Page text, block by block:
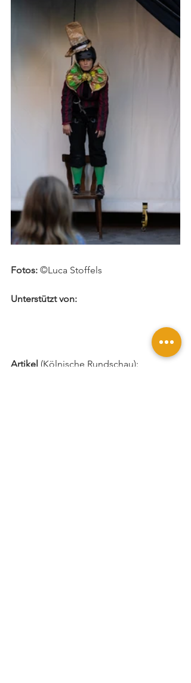
Fotos: ©Luca Stoffels
Unterstützt von:
Artikel (Kölnische Rundschau):